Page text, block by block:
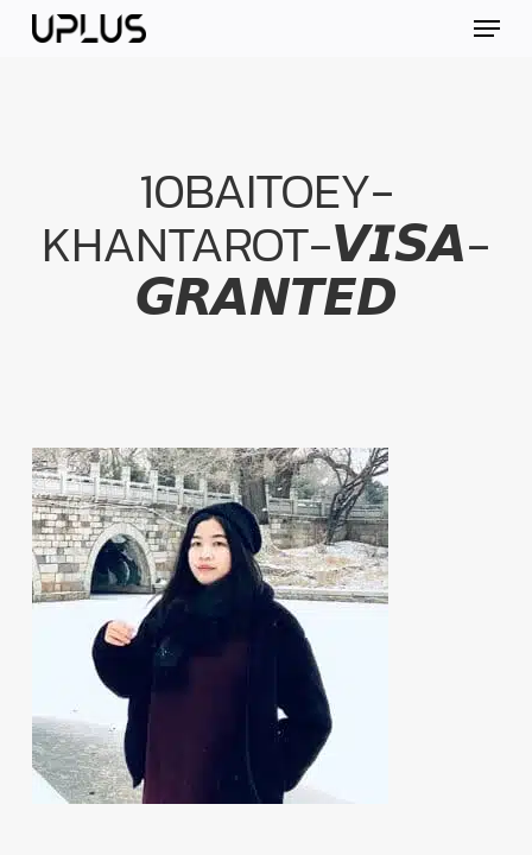
Skip Menu
10BAITOEY-
KHANTAROT-𝙑𝙄𝙎𝘼-
𝙂𝙍𝘼𝙉𝙏𝙀𝘿